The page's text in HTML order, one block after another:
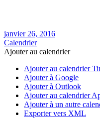
janvier 26, 2016
Calendrier
Ajouter au calendrier
Ajouter au calendrier
Ajouter à Google
Ajouter à Outlook
Ajouter au calendrier
Ajouter à un autre
Exporter vers XML